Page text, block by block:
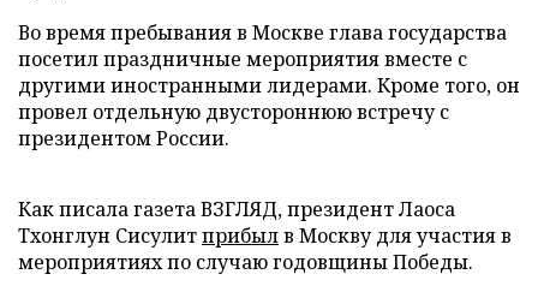
Во время пребывания в Москве глава государства
посетил праздничные мероприятия вместе с
другими иностранными лидерами. Кроме того, он
провел отдельную двустороннюю встречу с
президентом России.
Как писала газета ВЗГЛЯД, президент Лаоса
Тхонглун Сисулитприбылв Москву для участия в
мероприятиях по случаю годовщины Победы.